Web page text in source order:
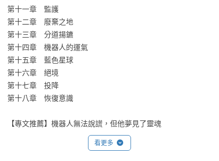
第十一章　監護
第十二章　廢棄之地
第十三章　分道揚鑣
第十四章　機器人的運氣
第十五章　藍色星球
第十六章　絕境
第十七章　投降
第十八章　恢復意識
【專文推薦】機器人無法說謊，但他夢見了靈魂
看更多